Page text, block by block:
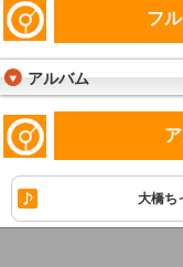
フ
アルバム
大橋ち